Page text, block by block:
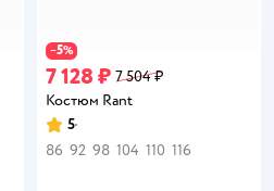
−5%
7 128 ₽ 7 504 ₽
Костюм Rant
Рейтинг:
5
86 92 98 104 110 116